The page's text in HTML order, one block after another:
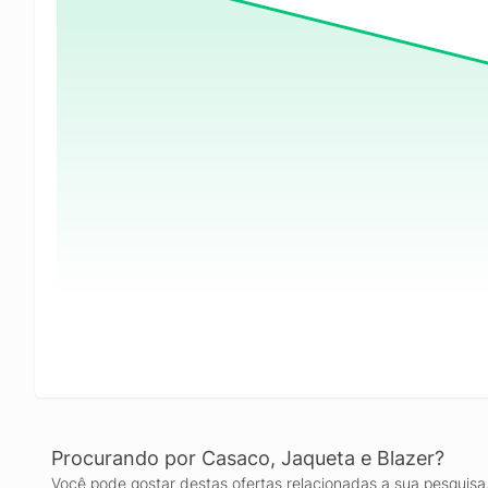
Procurando por Casaco, Jaqueta e Blazer?
Você pode gostar destas ofertas relacionadas a sua